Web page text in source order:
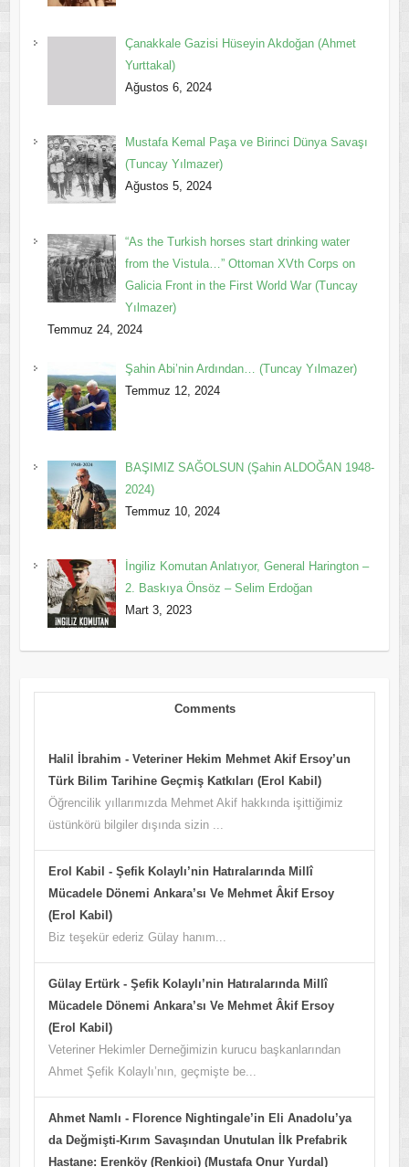
Çanakkale Gazisi Hüseyin Akdoğan (Ahmet
Yurttakal)
Ağustos 6, 2024
Mustafa Kemal Paşa ve Birinci Dünya Savaşı
(Tuncay Yılmazer)
Ağustos 5, 2024
“As the Turkish horses start drinking water
from the Vistula…” Ottoman XVth Corps on
Galicia Front in the First World War (Tuncay
Yılmazer)
Temmuz 24, 2024
Şahin Abi’nin Ardından… (Tuncay Yılmazer)
Temmuz 12, 2024
BAŞIMIZ SAĞOLSUN (Şahin ALDOĞAN 1948-
2024)
Temmuz 10, 2024
İngiliz Komutan Anlatıyor, General Harington –
2. Baskıya Önsöz – Selim Erdoğan
Mart 3, 2023
Comments
Halil İbrahim - Veteriner Hekim Mehmet Akif Ersoy’un
Türk Bilim Tarihine Geçmiş Katkıları (Erol Kabil)
Öğrencilik yıllarımızda Mehmet Akif hakkında işittiğimiz
üstünkörü bilgiler dışında sizin ...
Erol Kabil - Şefik Kolaylı’nin Hatıralarında Millî
Mücadele Dönemi Ankara’sı Ve Mehmet Âkif Ersoy
(Erol Kabil)
Biz teşekür ederiz Gülay hanım...
Gülay Ertürk - Şefik Kolaylı’nin Hatıralarında Millî
Mücadele Dönemi Ankara’sı Ve Mehmet Âkif Ersoy
(Erol Kabil)
Veteriner Hekimler Derneğimizin kurucu başkanlarından
Ahmet Şefik Kolaylı’nın, geçmişte be...
Ahmet Namlı - Florence Nightingale’in Eli Anadolu’ya
da Değmişti-Kırım Savaşından Unutulan İlk Prefabrik
Hastane: Erenköy (Renkioi) (Mustafa Onur Yurdal)